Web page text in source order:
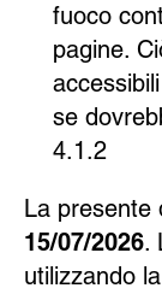
fuoco
pagine.
se
4.1.2
La presente
15/07/2026.
utilizzando